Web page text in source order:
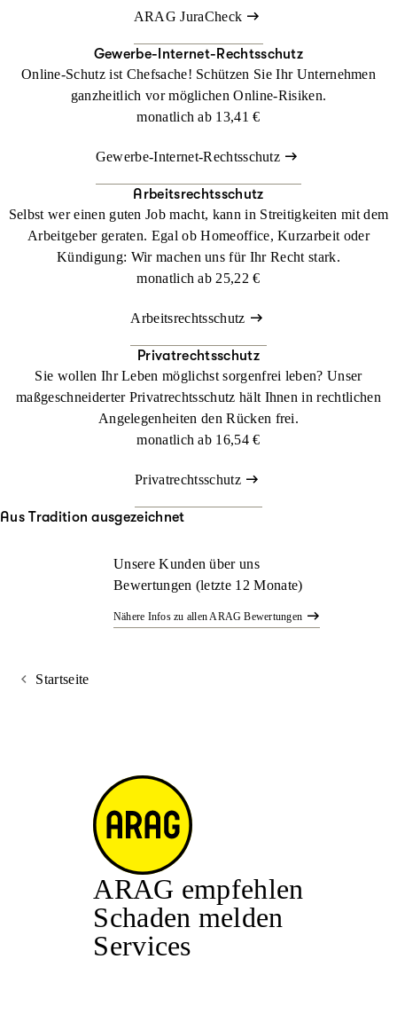
Telefonisch – einfach anrufen: 0211 9890-1436
Gerne beraten wir Sie auch telefonisch rund um ARAG
web@ktiv und die passende Absicherung für Ihr digitales Leben.
Rufen Sie uns gleich jetzt zum Ortstarif an oder lassen Sie sich
ARAG JuraCheck
Gewerbe-Internet-Rechtsschutz
Online-Schutz ist Chefsache! Schützen Sie Ihr Unternehmen
ganzheitlich vor möglichen Online-Risiken.
monatlich ab 13,41 €
Gewerbe-Internet-Rechtsschutz
Arbeitsrechtsschutz
Selbst wer einen guten Job macht, kann in Streitigkeiten mit dem
Arbeitgeber geraten. Egal ob Homeoffice, Kurzarbeit oder
Kündigung: Wir machen uns für Ihr Recht stark.
monatlich ab 25,22 €
Arbeitsrechtsschutz
Privatrechtsschutz
Sie wollen Ihr Leben möglichst sorgenfrei leben? Unser
maßgeschneiderter Privatrechtsschutz hält Ihnen in rechtlichen
Angelegenheiten den Rücken frei.
monatlich ab 16,54 €
Privatrechtsschutz
Aus Tradition ausgezeichnet
Unsere Kunden über uns
Bewertungen (letzte 12 Monate)
Nähere Infos zu allen ARAG Bewertungen
Startseite
ARAG empfehlen
Schaden melden
Services